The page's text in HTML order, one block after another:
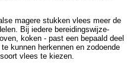
magere stukken vlees meer de
Bij iedere bereidingswijze-
koken - past een bepaald deel
kunnen herkennen en zodoende
vlees te kiezen.